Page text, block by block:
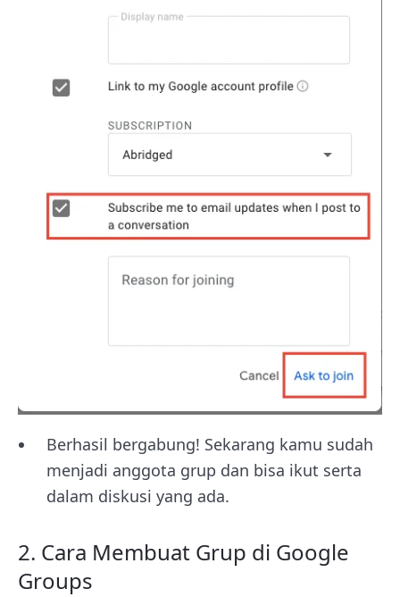
Berhasil bergabung! Sekarang kamu sudah
menjadi anggota grup dan bisa ikut serta
dalam diskusi yang ada.
2. Cara Membuat Grup di Google
Groups